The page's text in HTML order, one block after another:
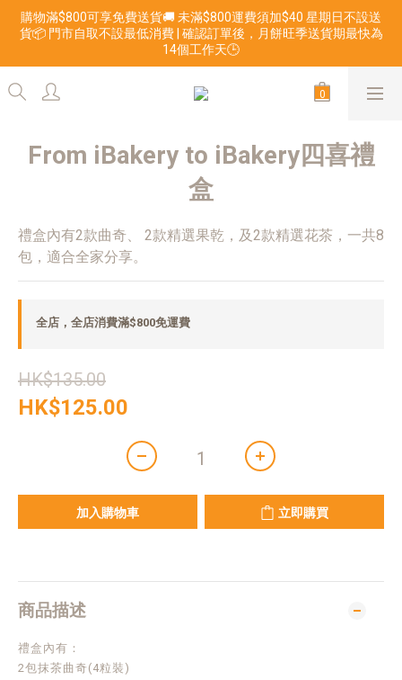
購物滿$800可享免費送貨🚚 未滿$800運費須加$40 星期日不設送
貨📦 門市自取不設最低消費 | 確認訂單後，月餅旺季送貨期最快為
14個工作天🕒
From iBakery to iBakery四喜禮
盒
禮盒內有2款曲奇、 2款精選果乾，及2款精選花茶，一共8
包，適合全家分享。
全店，全店消費滿$800免運費
HK$135.00
HK$125.00
加入購物車 立即購買
商品描述
禮盒內有：
2包抹茶曲奇(4粒裝)